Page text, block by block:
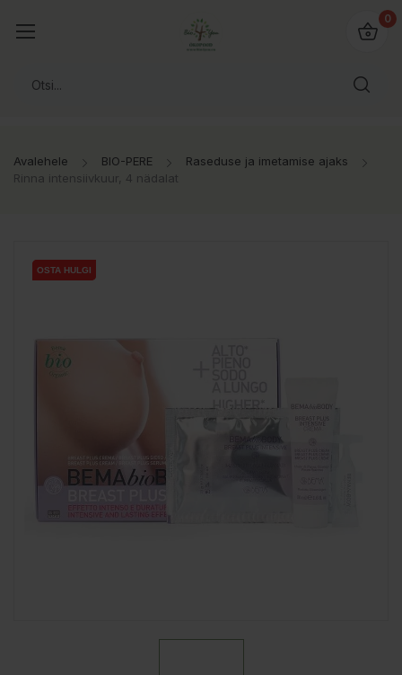
0
Avalehele BIO-PERE
Raseduse ja imetamise ajaks
Rinna intensiivkuur, 4 nädalat
OSTA HULGI
OSTA HULGI